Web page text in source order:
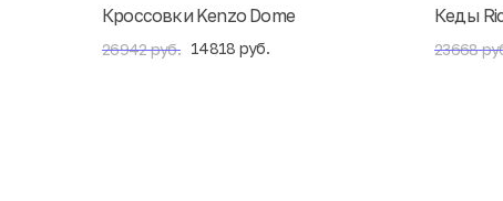
Кроссовки Kenzo Dome
26942 руб. 14818 руб.
Кеды
23668